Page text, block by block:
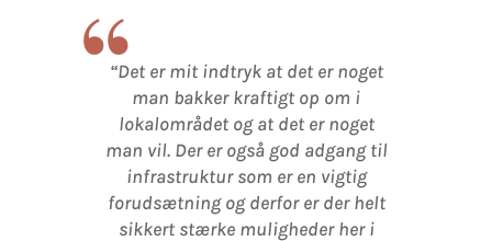
““Det er mit indtryk at det er noget
man bakker kraftigt op om i
lokalområdet og at det er noget
man vil. Der er også god adgang til
infrastruktur som er en vigtig
forudsætning og derfor er der helt
sikkert stærke muligheder her i